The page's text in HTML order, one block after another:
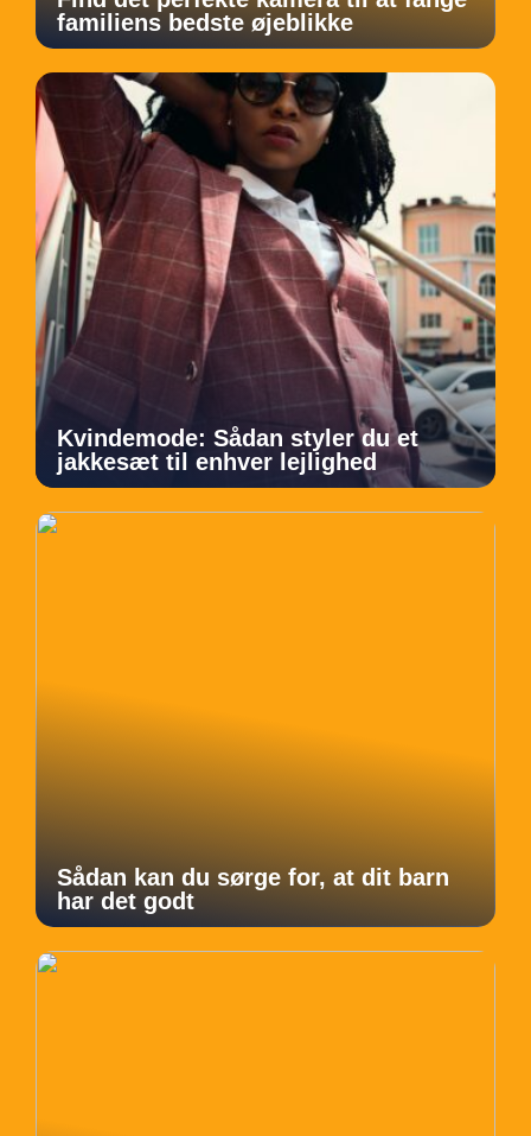
familiens bedste øjeblikke
Kvindemode: Sådan styler du et
jakkesæt til enhver lejlighed
Sådan kan du sørge for, at dit barn
har det godt